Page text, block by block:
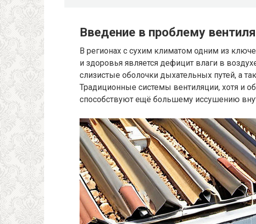
Введение в проблему
В регионах с сухим климатом одним из
и здоровья является дефицит влаги в
слизистые оболочки дыхательных путей, а
Традиционные системы вентиляции, хотя и
способствуют ещё большему иссушению